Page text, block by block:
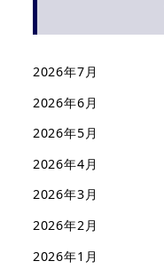
2026年7月
2026年6月
2026年5月
2026年4月
2026年3月
2026年2月
2026年1月